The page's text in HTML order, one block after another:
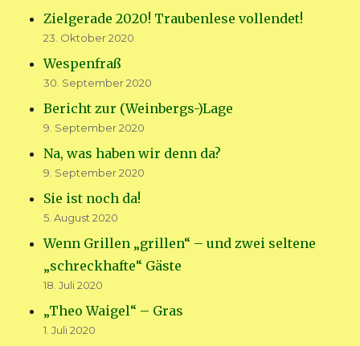
Zielgerade 2020! Traubenlese vollendet!
23. Oktober 2020
Wespenfraß
30. September 2020
Bericht zur (Weinbergs-)Lage
9. September 2020
Na, was haben wir denn da?
9. September 2020
Sie ist noch da!
5. August 2020
Wenn Grillen „grillen“ – und zwei seltene
„schreckhafte“ Gäste
18. Juli 2020
„Theo Waigel“ – Gras
1. Juli 2020